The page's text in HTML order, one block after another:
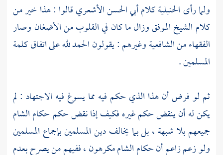
ولما رأى الحنبليةكلامأبي الحسن الأشعريقالوا : هذا خير من
كلام الشيخالموفقوزال ما كان في القلوب من الأضغان وصار
الفقهاء منالشافعيةوغيرهم : يقولون الحمد لله على اتفاق كلمة
المسلمين .
ثم لو فرض أن هذا الذي حكم فيه مما يسوغ فيه الاجتهاد : لم
يكن له أن ينقض حكم غيره فكيف إذا نقض حكم حكامالشام
جميعهم بلا شبهة ، بل بما يخالف دين المسلمين بإجماع المسلمين
ولو زعم زاعم أن حكامالشاممكرهون ، ففيهم من يصرح بعدم